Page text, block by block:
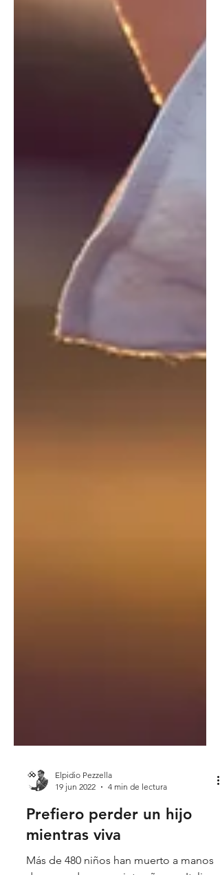
Elpidio Pezzella
19 jun 2022
4 min de lectura
Prefiero perder un hijo
mientras viva